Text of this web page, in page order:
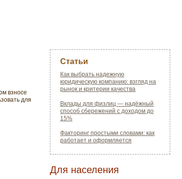
взносе
для
Статьи
Как выбрать надежную
юридическую компанию: взгляд на
рынок и критерии качества
Вклады для физлиц — надёжный
способ сбережений с доходом до
15%
Факторинг простыми словами: как
работает и оформляется
Для населения